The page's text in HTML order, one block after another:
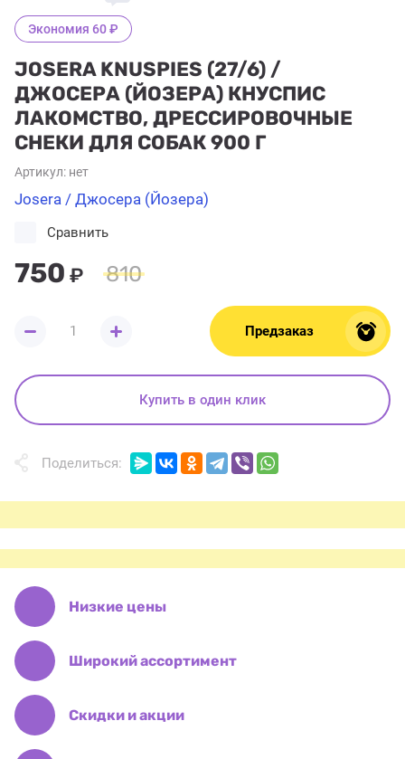
Экономия 60 ₽
JOSERA KNUSPIES (27/6) /
ДЖОСЕРА (ЙОЗЕРА) КНУСПИС
ЛАКОМСТВО, ДРЕССИРОВОЧНЫЕ
СНЕКИ ДЛЯ СОБАК 900 Г
Артикул: нет
Josera / Джосера (Йозера)
810
750 ₽
Сравнить
Предзаказ
Купить в один клик
Поделиться:
Низкие цены
Широкий ассортимент
Скидки и акции